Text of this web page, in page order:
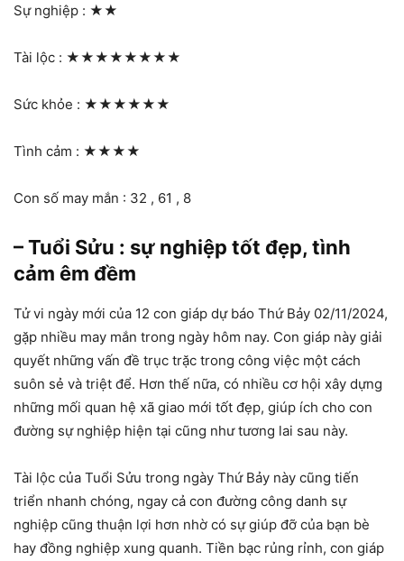
Sự nghiệp : ★★
Tài lộc : ★★★★★★★★
Sức khỏe : ★★★★★★
Tình cảm : ★★★★
Con số may mắn : 32 , 61 , 8
– Tuổi Sửu : sự nghiệp tốt đẹp, tình
cảm êm đềm
Tử vi ngày mới của 12 con giáp dự báo Thứ Bảy 02/11/2024,
gặp nhiều may mắn trong ngày hôm nay. Con giáp này giải
quyết những vấn đề trục trặc trong công việc một cách
suôn sẻ và triệt để. Hơn thế nữa, có nhiều cơ hội xây dựng
những mối quan hệ xã giao mới tốt đẹp, giúp ích cho con
đường sự nghiệp hiện tại cũng như tương lai sau này.
Tài lộc của Tuổi Sửu trong ngày Thứ Bảy này cũng tiến
triển nhanh chóng, ngay cả con đường công danh sự
nghiệp cũng thuận lợi hơn nhờ có sự giúp đỡ của bạn bè
hay đồng nghiệp xung quanh. Tiền bạc rủng rỉnh, con giáp